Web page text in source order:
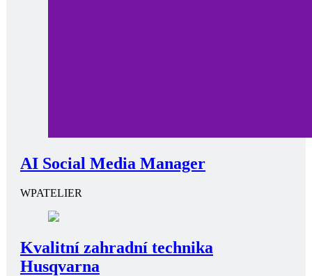
AI Social Media Manager
WPATELIER
Kvalitní zahradní technika
Husqvarna